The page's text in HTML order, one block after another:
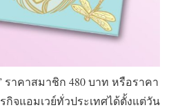
าคาสมาชิก 480 บาท หรือราคา
จแอมเวย์ทั่วประเทศได้ตั้งแต่วัน